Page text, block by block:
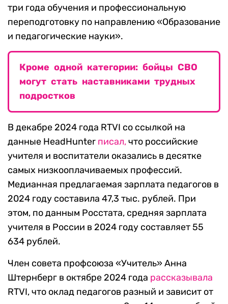
три года обучения и профессиональную
переподготовку по направлению «Образование
и педагогические науки».
Кроме одной категории: бойцы СВО
могут стать наставниками трудных
подростков
В декабре 2024 года RTVI со ссылкой на
данные HeadHunter писал,что российские
учителя и воспитатели оказались в десятке
самых низкооплачиваемых профессий.
Медианная предлагаемая зарплата педагогов в
2024 году составила 47,3 тыс. рублей. При
этом, по данным Росстата, средняя зарплата
учителя в России в 2024 году составляет 55
634 рублей.
Член совета профсоюза «Учитель» Анна
Штернберг в октябре 2024 года рассказывала
RTVI, что оклад педагогов разный и зависит от